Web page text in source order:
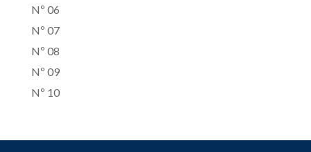
Nº 06
Nº 07
Nº 08
Nº 09
Nº 10